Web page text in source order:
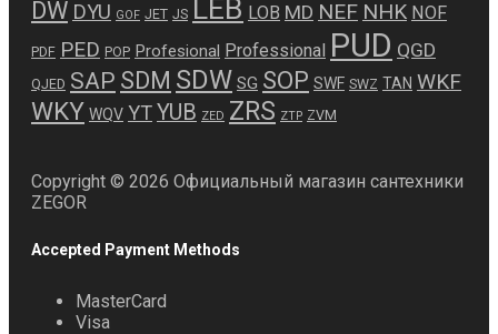
DW DYU GOF JET JS LEB LOB MD NEF NHK NOF
PDF PED POP Profesional Professional PUD QGD
QJED SAP SDM SDW SG SOP SWF SWZ TAN WKF
WKY WQV YTYUB ZED ZRS ZTP ZVM
Copyright © 2026 Официальный магазин сантехники
ZEGOR
Accepted Payment Methods
MasterCard
Visa